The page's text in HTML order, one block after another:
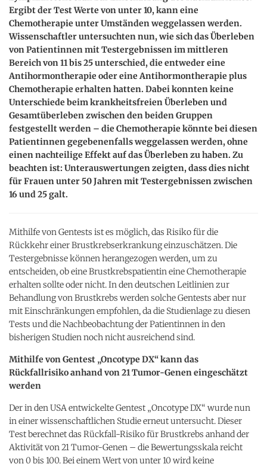
Ergibt der Test Werte von unter 10, kann eine
Chemotherapie unter Umständen weggelassen werden.
Wissenschaftler untersuchten nun, wie sich das Überleben
von Patientinnen mit Testergebnissen im mittleren
Bereich von 11 bis 25 unterschied, die entweder eine
Antihormontherapie oder eine Antihormontherapie plus
Chemotherapie erhalten hatten. Dabei konnten keine
Unterschiede beim krankheitsfreien Überleben und
Gesamtüberleben zwischen den beiden Gruppen
festgestellt werden – die Chemotherapie könnte bei diesen
Patientinnen gegebenenfalls weggelassen werden, ohne
einen nachteilige Effekt auf das Überleben zu haben. Zu
beachten ist: Unterauswertungen zeigten, dass dies nicht
für Frauen unter 50 Jahren mit Testergebnissen zwischen
16 und 25 galt.
Mithilfe von Gentests ist es möglich, das Risiko für die
Rückkehr einer Brustkrebserkrankung einzuschätzen. Die
Testergebnisse können herangezogen werden, um zu
entscheiden, ob eine Brustkrebspatientin eine Chemotherapie
erhalten sollte oder nicht. In den deutschen Leitlinien zur
Behandlung von Brustkrebs werden solche Gentests aber nur
mit Einschränkungen empfohlen, da die Studienlage zu diesen
Tests und die Nachbeobachtung der Patientinnen in den
bisherigen Studien noch nicht ausreichend sind.
Mithilfe von Gentest „Oncotype DX“ kann das
Rückfallrisiko anhand von 21 Tumor-Genen eingeschätzt
werden
Der in den USA entwickelte Gentest „Oncotype DX“ wurde nun
in einer wissenschaftlichen Studie erneut untersucht. Dieser
Test berechnet das Rückfall-Risiko für Brustkrebs anhand der
Aktivität von 21 Tumor-Genen – die Bewertungsskala reicht
von 0 bis 100. Bei einem Wert von unter 10 wird keine